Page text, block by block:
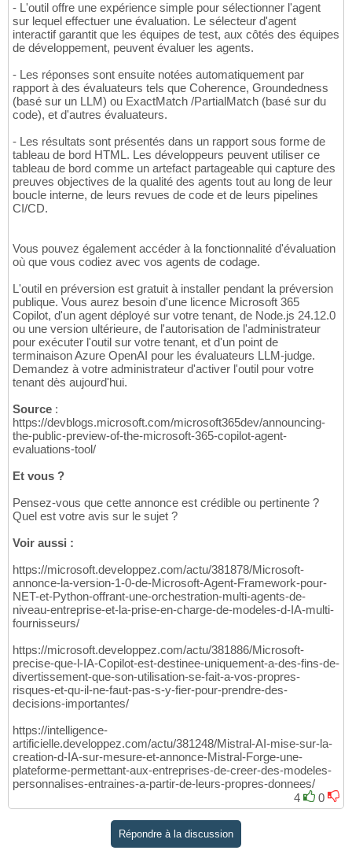
- L'outil offre une expérience simple pour sélectionner l'agent
sur lequel effectuer une évaluation. Le sélecteur d'agent
interactif garantit que les équipes de test, aux côtés des équipes
de développement, peuvent évaluer les agents.
- Les réponses sont ensuite notées automatiquement par
rapport à des évaluateurs tels que Coherence, Groundedness
(basé sur un LLM) ou ExactMatch /PartialMatch (basé sur du
code), et d'autres évaluateurs.
- Les résultats sont présentés dans un rapport sous forme de
tableau de bord HTML. Les développeurs peuvent utiliser ce
tableau de bord comme un artefact partageable qui capture des
preuves objectives de la qualité des agents tout au long de leur
boucle interne, de leurs revues de code et de leurs pipelines
CI/CD.
Vous pouvez également accéder à la fonctionnalité d'évaluation
où que vous codiez avec vos agents de codage.
L'outil en préversion est gratuit à installer pendant la préversion
publique. Vous aurez besoin d'une licence Microsoft 365
Copilot, d'un agent déployé sur votre tenant, de Node.js 24.12.0
ou une version ultérieure, de l'autorisation de l'administrateur
pour exécuter l'outil sur votre tenant, et d'un point de
terminaison Azure OpenAI pour les évaluateurs LLM-judge.
Demandez à votre administrateur d'activer l'outil pour votre
tenant dès aujourd'hui.
Source :
https://devblogs.microsoft.com/microsoft365dev/announcing-
the-public-preview-of-the-microsoft-365-copilot-agent-
evaluations-tool/
Et vous ?
Pensez-vous que cette annonce est crédible ou pertinente ?
Quel est votre avis sur le sujet ?
Voir aussi :
https://microsoft.developpez.com/actu/381878/Microsoft-
annonce-la-version-1-0-de-Microsoft-Agent-Framework-pour-
NET-et-Python-offrant-une-orchestration-multi-agents-de-
niveau-entreprise-et-la-prise-en-charge-de-modeles-d-IA-multi-
fournisseurs/
https://microsoft.developpez.com/actu/381886/Microsoft-
precise-que-l-IA-Copilot-est-destinee-uniquement-a-des-fins-de-
divertissement-que-son-utilisation-se-fait-a-vos-propres-
risques-et-qu-il-ne-faut-pas-s-y-fier-pour-prendre-des-
decisions-importantes/
https://intelligence-
artificielle.developpez.com/actu/381248/Mistral-AI-mise-sur-la-
creation-d-IA-sur-mesure-et-annonce-Mistral-Forge-une-
plateforme-permettant-aux-entreprises-de-creer-des-modeles-
personnalises-entraines-a-partir-de-leurs-propres-donnees/
4
0
Répondre à la discussion